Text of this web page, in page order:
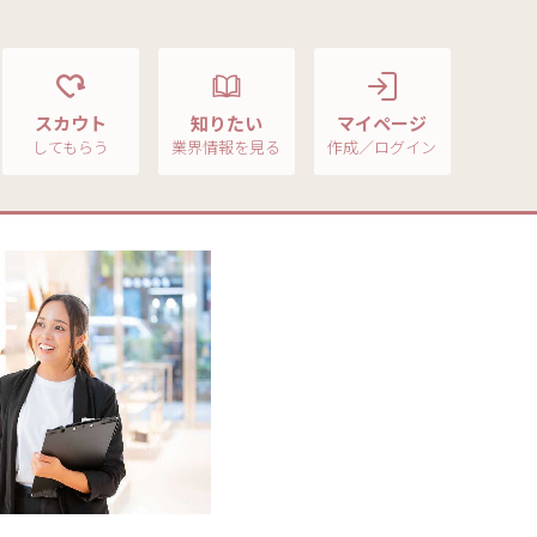
スカウト
してもらう
知りたい
業界情報を見る
マイページ
作成／ログイン